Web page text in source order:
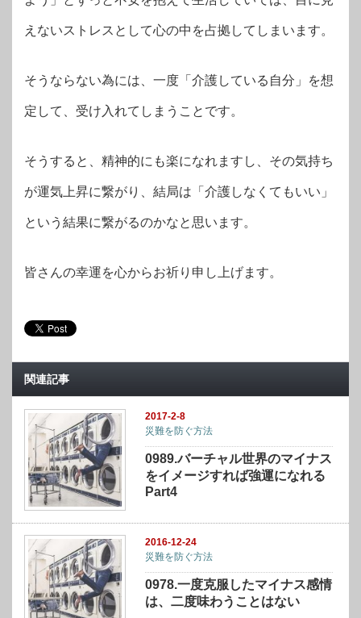
えないストレスとして心の中を占拠してしまいます。
そうならない為には、一度「介護している自分」を想
定して、受け入れてしまうことです。
そうすると、精神的にも楽になれますし、その気持ち
が運気上昇に繋がり、結局は「介護しなくてもいい」
という結果に繋がるのかなと思います。
皆さんの幸運を心からお祈り申し上げます。
関連記事
2017-2-8
災難を防ぐ方法
0989.バーチャル世界のマイナス
をイメージすれば強運になれる
Part4
2016-12-24
災難を防ぐ方法
0978.一度克服したマイナス感情
は、二度味わうことはない